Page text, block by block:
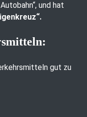
und hat
gut zu